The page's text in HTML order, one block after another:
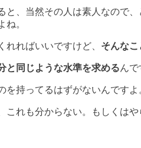
、当然その人は素人なので
ね。
れればいいですけど、 そんな
と同じような水準を求めるんで
持ってるはずがないんですよ
これも分からない。もしくは